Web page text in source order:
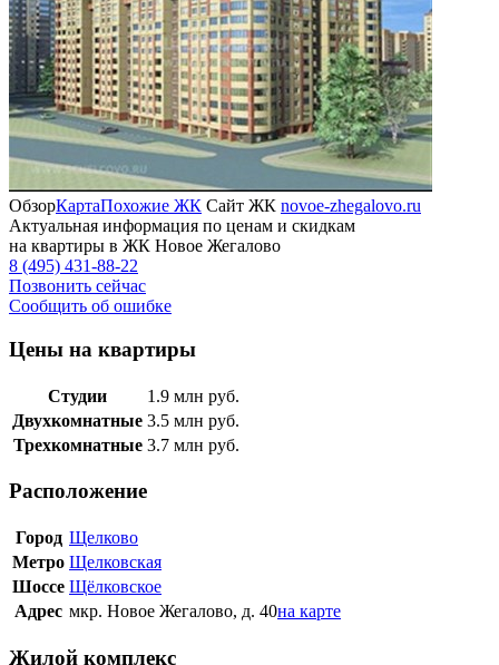
ОбзорКартаПохожие ЖК Сайт ЖК novoe-zhegalovo.ru
Актуальная информация по ценам и скидкам
на квартиры в ЖК Новое Жегалово
8 (495) 431-88-22
Позвонить сейчас
Сообщить об ошибке
Цены на квартиры
Студии 1.9 млн руб.
Двухкомнатные 3.5 млн руб.
Трехкомнатные 3.7 млн руб.
Расположение
Город Щелково
Метро Щелковская
Шоссе Щёлковское
Адрес мкр. Новое Жегалово, д. 40на карте
Жилой комплекс